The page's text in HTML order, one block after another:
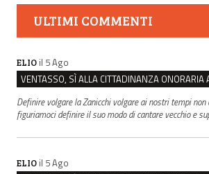
ULTIMI COMMENTI
ELIO il 5 Ago
Definire volgare la Zanicchi volgare ai nostri tempi non
figuriamoci definire il suo modo di cantare vecchio e
ELIO il 5 Ago